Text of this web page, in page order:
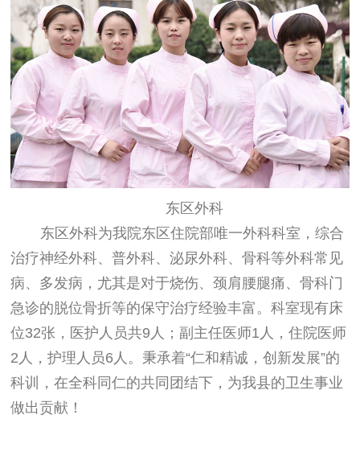
东区外科
东区外科为我院东区住院部唯一外科科室，综合
治疗神经外科、普外科、泌尿外科、骨科等外科常见
病、多发病，尤其是对于烧伤、颈肩腰腿痛、骨科门
急诊的脱位骨折等的保守治疗经验丰富。科室现有床
位32张，医护人员共9 人；副主任医师1 人，住院医师
2 人，护理人员6人。秉承着“仁和精诚，创新发展”的
科训，在全科同仁的共同团结下，为我县的卫生事业
做出贡献！